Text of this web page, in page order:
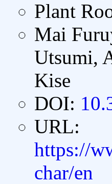
Plant
Mai
Utsumi,
Kise
DOI:
URL:
https://
char/en